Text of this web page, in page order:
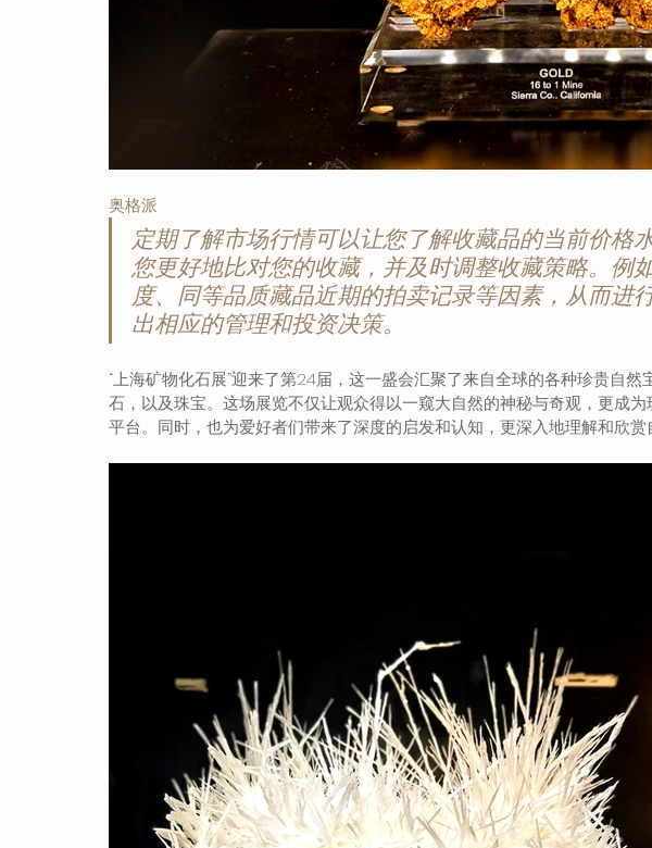
奥格派
定期了解市场行情可以让您了解收藏品的当前价格
您更好地比对您的收藏，并及时调整收藏策略。例
度、同等品质藏品近期的拍卖记录等因素，从而进
出相应的管理和投资决策。
“上海矿物化石展”迎来了第24届，这一盛会汇聚了来自全球的各种珍贵自
石，以及珠宝。这场展览不仅让观众得以一窥大自然的神秘与奇观，更成
平台。同时，也为爱好者们带来了深度的启发和认知，更深入地理解和欣赏